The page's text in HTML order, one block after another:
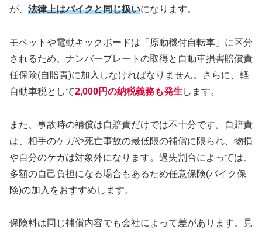
が、 法律上はバイクと同じ扱いになります。
モペットや電動キックボードは「原動機付自転車」に区分
されるため、ナンバープレートの取得と自動車損害賠償責
任保険(自賠責)に加入しなければなりません。さらに、軽
自動車税として2,000円の納税義務も発生 します。
また、事故時の補償は自賠責だけでは不十分です。自賠責
は、相手のケガや死亡事故の最低限の補償に限られ、物損
や自分のケガは対象外になります。過失割合によっては、
多額の自己負担になる場合もあるため任意保険(バイク保
険)の加入をおすすめします。
保険料は同じ補償内容でも会社によって差があります。見